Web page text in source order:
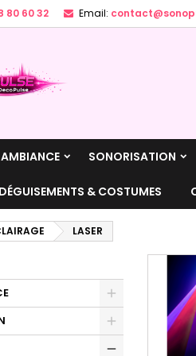
80 60 32 Email:
SONORISATION
DÉGUISEMENTS & COSTUMES
LASER